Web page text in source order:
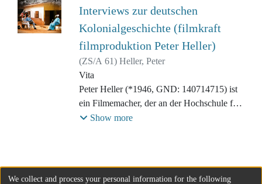
Interviews zur deutschen
Kolonialgeschichte (filmkraft
filmproduktion Peter Heller)
(ZS/A 61) Heller, Peter
Vita
Peter Heller (*1946, GND: 140714715) ist
ein Filmemacher, der an der Hochschule für
Film und Fernsehen in München studierte.
Show more
We collect and process your personal information for the following